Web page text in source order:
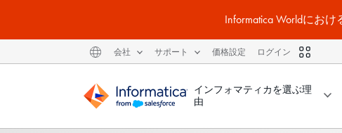
Informatica Worldにお
インフォマティカを選ぶ理
由
会社 サポート 価格設定 ログイン